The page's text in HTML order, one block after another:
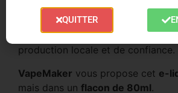
qualité.
e-liquidesde la gamme Kaïju
FranceparVapeMaker
,
production locale et de confiance.
VapeMaker vous propose cet e-
mais dans un flacon de 80ml.
QUITTER